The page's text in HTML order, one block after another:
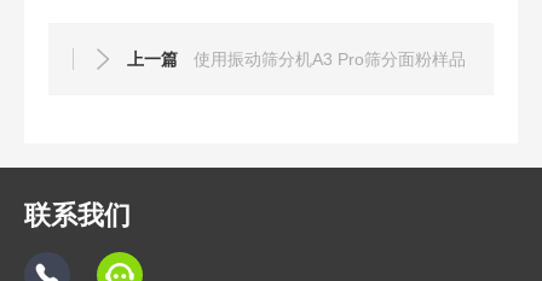
上一篇 使用振动筛分机A3 Pro筛分面粉样品
联系我们